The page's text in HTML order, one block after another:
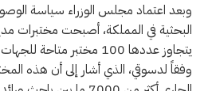
وبعد اعتماد مجلس الوزراء سياسة
البحثية في المملكة، أصبحت مختبرات
يتجاوز عددها 100 مختبر
وفقاً لدسوقي، الذي أشار إلى أن هذه